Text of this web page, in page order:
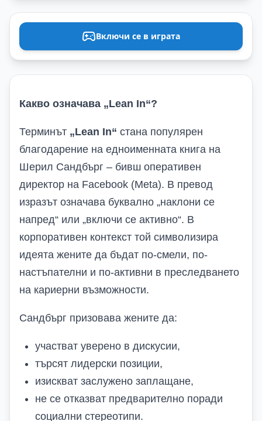
Включи се в играта
Какво означава „Lean In“?
Терминът „Lean In“ стана популярен
благодарение на едноименната книга на
Шерил Сандбърг – бивш оперативен
директор на Facebook (Meta). В превод
изразът означава буквално „наклони се
напред“ или „включи се активно“. В
корпоративен контекст той символизира
идеята жените да бъдат по-смели, по-
настъпателни и по-активни в преследването
на кариерни възможности.
Сандбърг призовава жените да:
участват уверено в дискусии,
търсят лидерски позиции,
изискват заслужено заплащане,
не се отказват предварително поради
социални стереотипи.